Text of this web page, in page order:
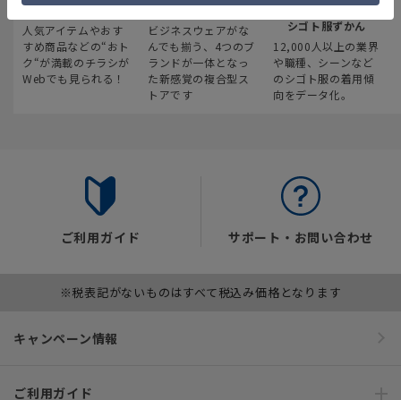
最新のお買い得情報
人気アイテムやおす
すめ商品などの“おト
ク“が満載のチラシが
Webでも見られる！
スーツスクエア
ビジネスウェアがな
んでも揃う、4つのブ
ランドが一体となっ
た新感覚の複合型ス
トアです
みんなの
シゴト服ずかん
12,000人以上の業界
や職種、シーンなど
のシゴト服の着用傾
向をデータ化。
ご利用ガイド サポート・お問い合わせ
※税表記がないものはすべて税込み価格となります
キャンペーン情報
ご利用ガイド